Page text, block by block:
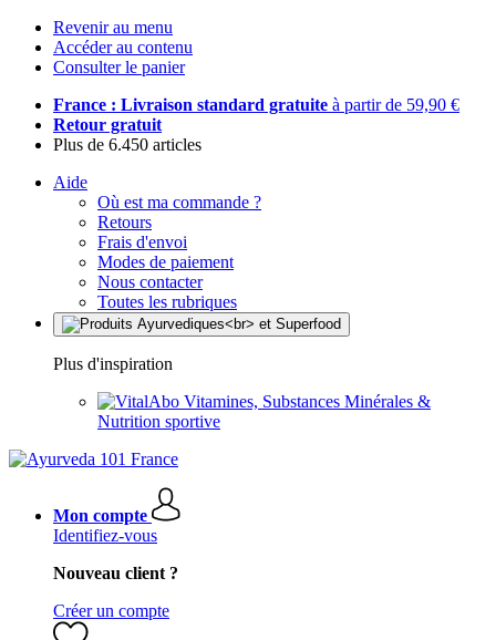
Revenir au menu
Accéder au contenu
Consulter le panier
France : Livraison standard gratuite à partir de 59,90 €
Retour gratuit
Plus de 6.450 articles
Aide
Où est ma commande ?
Retours
Frais d'envoi
Modes de paiement
Nous contacter
Toutes les rubriques
Plus d'inspiration
Vitamines, Substances Minérales &
Nutrition sportive
Mon compte
Identifiez-vous
Nouveau client ?
Créer un compte